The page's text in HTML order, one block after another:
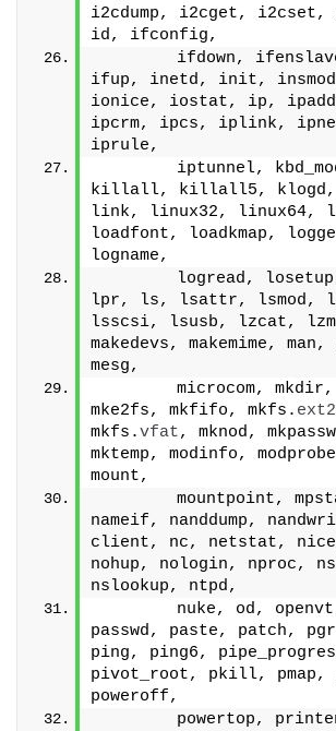
i2cdump, i2cget, i2cset,
id, ifconfig,
ifdown,
ifup, inetd, init,
ionice, iostat, ip,
ipcrm, ipcs, iplink,
iprule,
iptunnel,
killall, killall5, klogd,
link, linux32, linux64,
loadfont, loadkmap,
logname,
logread,
lpr, ls, lsattr, lsmod,
lsscsi, lsusb, lzcat,
makedevs, makemime, man,
mesg,
microcom, mkdir,
mke2fs, mkfifo, mkfs. ext2
mkfs.vfat, mknod,
mktemp, modinfo,
mount,
mountpoint,
nameif, nanddump,
client, nc, netstat,
nohup, nologin, nproc,
nslookup, ntpd,
nuke, od,
passwd, paste, patch,
ping, ping6,
pivot_root, pkill, pmap,
poweroff,
powertop,